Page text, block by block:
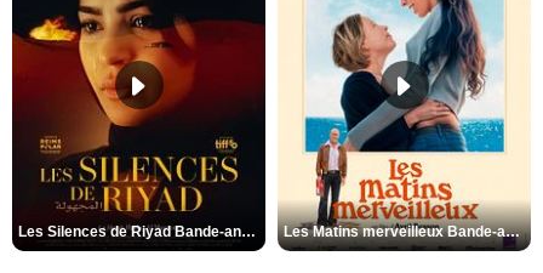
Les Silences de Riyad Bande-annonce VO STFR Les Matins merveilleux Bande-annonce VF